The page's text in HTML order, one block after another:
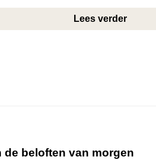
Lees verder
de beloften van morgen